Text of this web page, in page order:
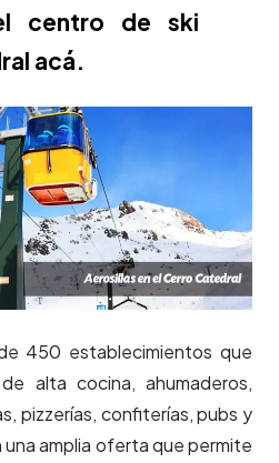
centro de ski
acá.
450 establecimientos que
alta cocina, ahumaderos,
pizzerías, confiterías, pubs y
amplia oferta que permite